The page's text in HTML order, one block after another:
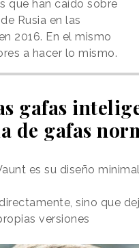
que han caído sobre
Rusia en las
2016. En el mismo
a hacer lo mismo.
gafas
de gafas
es su diseño
sino que
versiones